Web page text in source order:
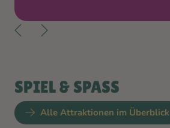
SPIEL & SPASS
Alle Attraktionen im Überblick